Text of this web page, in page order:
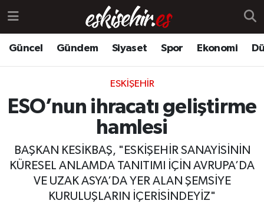
Güncel Gündem Siyaset Spor Ekonomi
ESKIŞEHIR
ESO’nun ihracatı geliştirme
hamlesi
BAŞKAN KESİKBAŞ, "ESKİŞEHİR SANAYİSİNİN
KÜRESEL ANLAMDA TANITIMI İÇİN AVRUPA’DA
VE UZAK ASYA’DA YER ALAN ŞEMSİYE
KURULUŞLARIN İÇERİSİNDEYİZ"